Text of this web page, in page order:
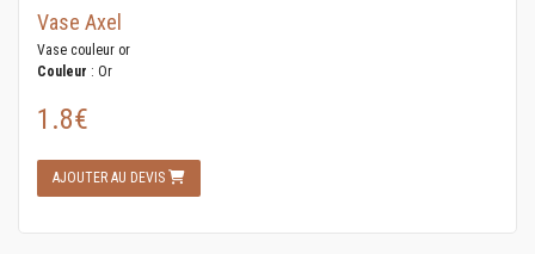
Vase Axel
Vase couleur or
Couleur : Or
1.8€
AJOUTER AU DEVIS